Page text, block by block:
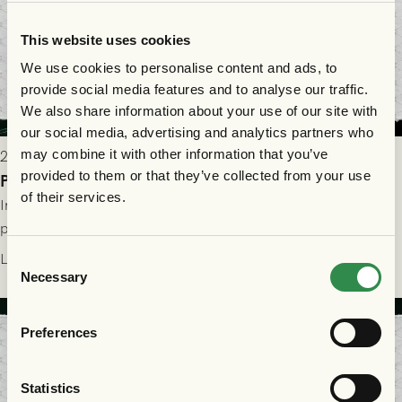
This website uses cookies
We use cookies to personalise content and ads, to
provide social media features and to analyse our traffic.
We also share information about your use of our site with
our social media, advertising and analytics partners who
may combine it with other information that you’ve
provided to them or that they’ve collected from your use
of their services.
Selection
Necessary
Preferences
Statistics
2026-07-29 9:15
Publikinformation: FC Nordsjælland - GAIS 30/7
Information för dig som ska se FC Nordsjælland - GAIS på
plats på Right to Dream Park torsdagen den 30/7 kl. 19.00.
Läs mer